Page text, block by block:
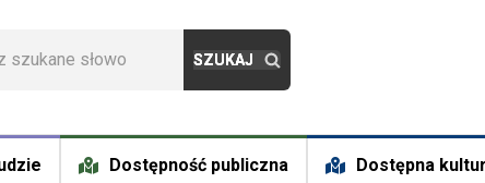
Dostępność publiczna Dostępna